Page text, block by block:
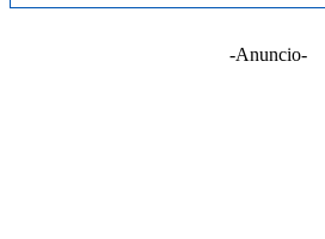
-Anuncio-